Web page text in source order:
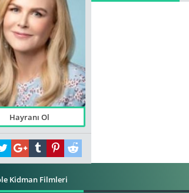
Hayranı Ol
Kidman Filmleri